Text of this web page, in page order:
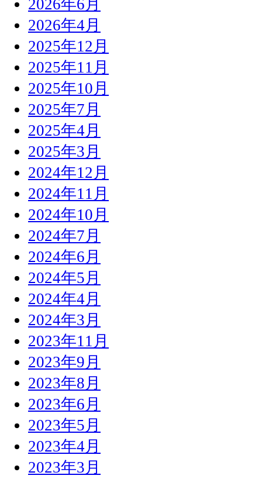
2026年6月
2026年4月
2025年12月
2025年11月
2025年10月
2025年7月
2025年4月
2025年3月
2024年12月
2024年11月
2024年10月
2024年7月
2024年6月
2024年5月
2024年4月
2024年3月
2023年11月
2023年9月
2023年8月
2023年6月
2023年5月
2023年4月
2023年3月